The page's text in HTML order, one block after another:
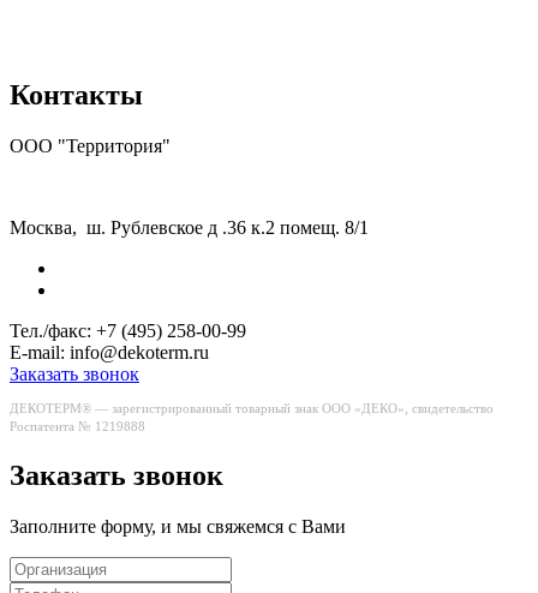
Контакты
ООО "Территория"
Москва, ш. Рублевское д .36 к.2 помещ. 8/1
Тел./факс: +7 (495) 258-00-99
E-mail: info@dekoterm.ru
Заказать звонок
ДЕКОТЕРМ® — зарегистрированный товарный знак ООО «ДЕКО», свидетельство
Роспатента № 1219888
Заказать звонок
Заполните форму, и мы свяжемся с Вами